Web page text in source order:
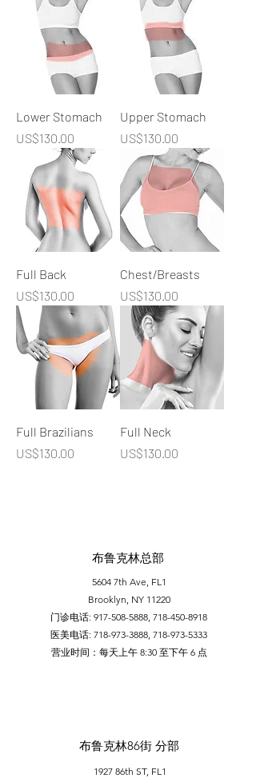
Lower Stomach
價格
US$130.00
Upper Stomach
價格
US$130.00
Full Back
價格
US$130.00
Chest/Breasts
價格
US$130.00
Full Brazilians
價格
US$130.00
Full Neck
價格
US$130.00
5604 7th Ave, FL1
Brooklyn, NY 11220
门诊电话: 917-508-5888 718-450-8918
医美电话: 718-973-3888 718-973-5333
​营业时间：每天上午 8:30 至下午 6 点
1927 86th ST, FL1
布鲁克林86街 分部
布鲁克林总部